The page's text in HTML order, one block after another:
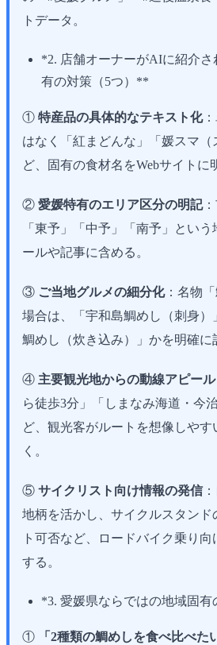
トデータ。
*2. 店舗オーナーがAIに紹介さ
有の対策（5つ）**
① 特産品の具体的なテキスト化
はなく「紅まどんな」「媛スマ（
ど、固有の食材名をWebサイトに
② 愛媛特有のエリア区分の明記：
「東予」「中予」「南予」とい
ールや記事に含める。
③ ご当地グルメの細分化：名物
場合は、「宇和島鯛めし（刺身）
鯛めし（炊き込み）」かを明確に
④ 主要観光地からの動線アピール
ら徒歩3分」「しまなみ海道・今
ど、観光客がルートを想像しや
く。
⑤ サイクリスト向け情報の発信
地柄を活かし、サイクルスタンド
ト可否など、ロードバイク乗り
する。
*3. 愛媛県ならではの地域固
① 「2種類の鯛めしを食べ比べた